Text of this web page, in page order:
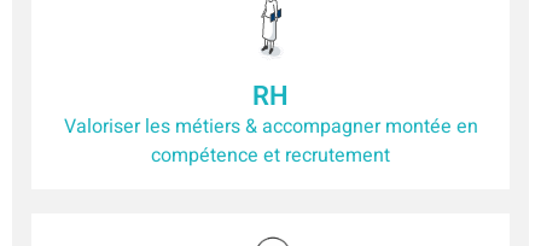
RH
Valoriser les métiers & accompagner montée en
compétence et recrutement